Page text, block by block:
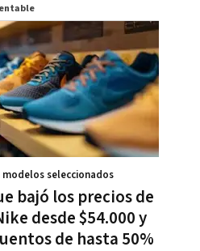
bajó los precios de
desde $54.000 y
de hasta 50%
modelos seleccionados